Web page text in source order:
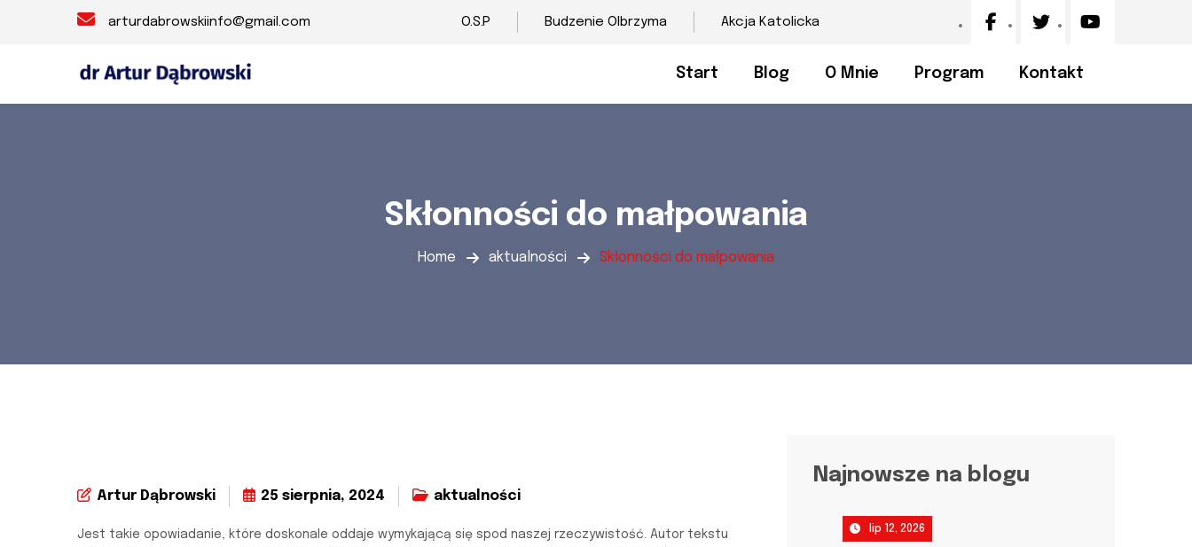
arturdabrowskiinfo@gmail.com O.S.P Budzenie Olbrzyma Akcja Katolicka
Start Blog O Mnie Program Kontakt
Skłonności do małpowania
Home aktualności Skłonności do małpowania
Artur Dąbrowski 25 sierpnia, 2024 aktualności
Jest takie opowiadanie, które doskonale oddaje wymykającą się spod naszej rzeczywistość. Autor tekstu
Najnowsze na blogu
lip 12, 2026